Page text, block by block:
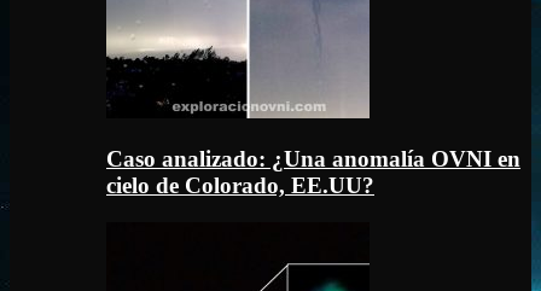
Caso analizado: ¿Una anomalía OVNI en
cielo de Colorado, EE.UU?